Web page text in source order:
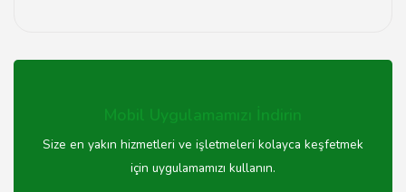
tanınmış markanın elektronik ürünlerini sunmaktadır.
Mobil Uygulamamızı İndirin
Size en yakın hizmetleri ve işletmeleri kolayca keşfetmek
için uygulamamızı kullanın.